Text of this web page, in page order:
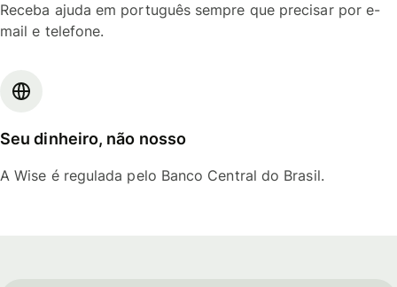
Receba ajuda em português sempre que precisar por e-
mail e telefone.
Seu dinheiro, não nosso
A Wise é regulada pelo Banco Central do Brasil.